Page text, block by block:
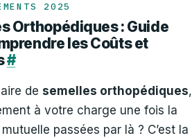
2025
Orthopédiques : Guide
les Coûts et
#
de semelles orthopédiques,
à votre charge une fois la
passées par là ? C’est la